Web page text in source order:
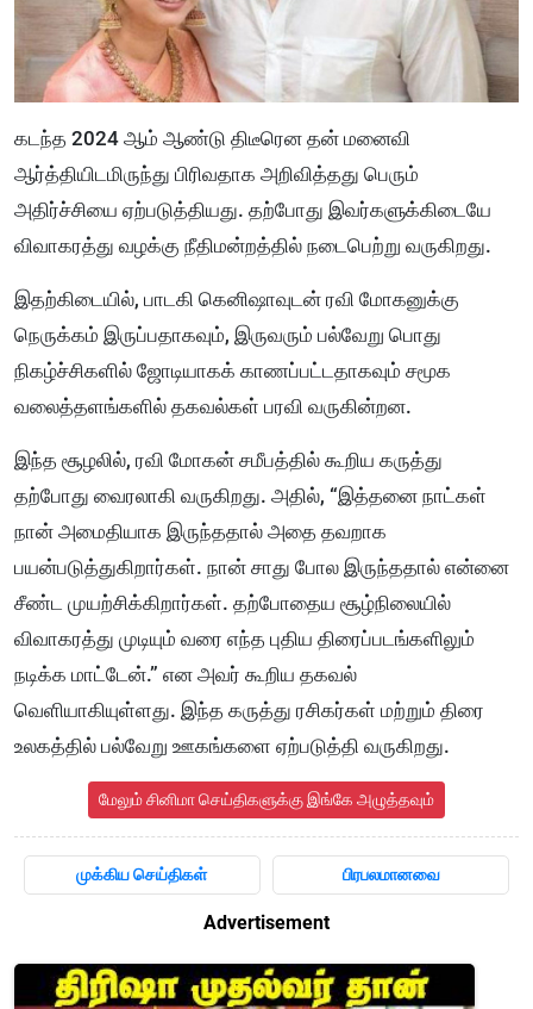
கடந்த 2024 ஆம் ஆண்டு திடீரென தன் மனைவி
ஆர்த்தியிடமிருந்து பிரிவதாக அறிவித்தது பெரும்
அதிர்ச்சியை ஏற்படுத்தியது. தற்போது இவர்களுக்கிடையே
விவாகரத்து வழக்கு நீதிமன்றத்தில் நடைபெற்று வருகிறது.
இதற்கிடையில், பாடகி கெனிஷாவுடன் ரவி மோகனுக்கு
நெருக்கம் இருப்பதாகவும், இருவரும் பல்வேறு பொது
நிகழ்ச்சிகளில் ஜோடியாகக் காணப்பட்டதாகவும் சமூக
வலைத்தளங்களில் தகவல்கள் பரவி வருகின்றன.
இந்த சூழலில், ரவி மோகன் சமீபத்தில் கூறிய கருத்து
தற்போது வைரலாகி வருகிறது. அதில், “இத்தனை நாட்கள்
நான் அமைதியாக இருந்ததால் அதை தவறாக
பயன்படுத்துகிறார்கள். நான் சாது போல இருந்ததால் என்னை
சீண்ட முயற்சிக்கிறார்கள். தற்போதைய சூழ்நிலையில்
விவாகரத்து முடியும் வரை எந்த புதிய திரைப்படங்களிலும்
நடிக்க மாட்டேன்.” என அவர் கூறிய தகவல்
வெளியாகியுள்ளது. இந்த கருத்து ரசிகர்கள் மற்றும் திரை
உலகத்தில் பல்வேறு ஊகங்களை ஏற்படுத்தி வருகிறது.
மேலும் சினிமா செய்திகளுக்கு இங்கே அழுத்தவும்
முக்கிய செய்திகள் பிரபலமானவை
Advertisement